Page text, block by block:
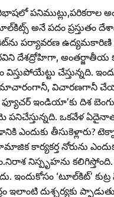
పనిముట్లు,పరికరాల‌
అనే పదం ప్రస్తుతం
పర్యావరణ ఉద్యమకారిణి
దేశద్రోహిగా, అంతర్జాతీయ
చేస్తున్నది.
విచారణగానీ
ఇండియా’కు దిశ
ఒకవేళ
ఎందుకు
కార్యకర్త నోరును
నిస్పృహను కలిగిస్తోంది.
ఇందుకోసం ‘టూల్‌కిట్‌’
ఇలాంటి దుశ్చర్యకు